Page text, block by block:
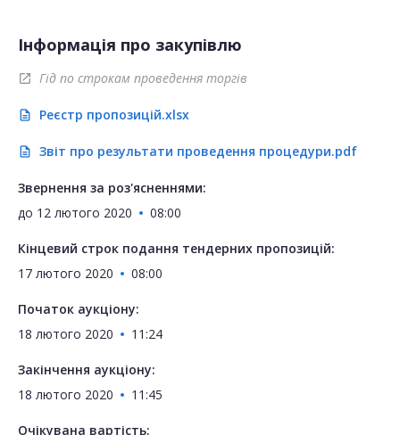
Інформація про закупівлю
open_in_new Гід по строкам проведення торгів
description Реєстр пропозицій.xlsx
description Звіт про результати проведення процедури.pdf
Звернення за роз'ясненнями:
до 12 лютого 2020 08:00
Кінцевий строк подання тендерних пропозицій:
17 лютого 2020
08:00
Початок аукціону:
18 лютого 2020
11:24
Закінчення аукціону:
18 лютого 2020
11:45
Очікувана вартість: